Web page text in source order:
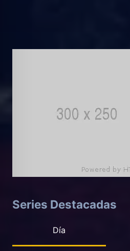
Series Destacadas
Día